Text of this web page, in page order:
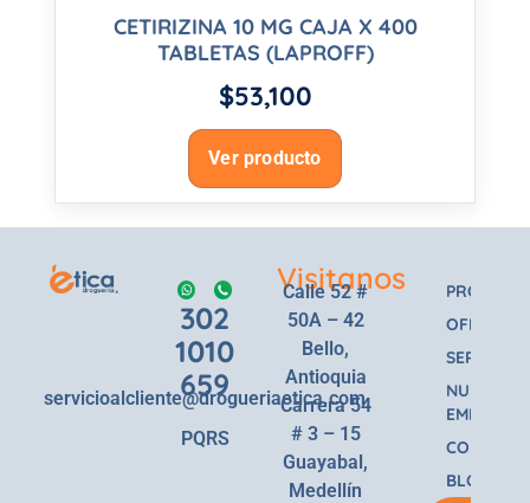
CETIRIZINA 10 MG CAJA X 400
TABLETAS (LAPROFF)
$53,100
Ver producto
302
1010
659
servicioalcliente@drogueriaetica.com
PQRS
Visitanos
Calle 52 #
50A – 42
Bello,
Antioquia
Carrera 54
# 3 – 15
Guayabal,
Medellín
OFERTAS
SERVICIOS
NUESTRA
EMPRESA
BLOG